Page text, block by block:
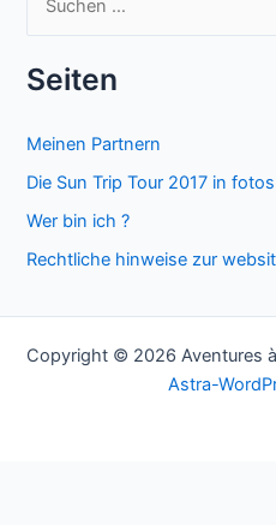
h
c
Seiten
Meinen Partnern
Die Sun Trip Tour 2017 in fotos
Wer bin ich ?
Rechtliche hinweise zur
Copyright © 2026 Aventures
Astra-